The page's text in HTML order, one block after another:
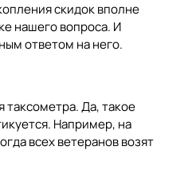
скидок вполне
нашего вопроса. И
ответом на него.
таксометра. Да, такое
Например, на
всех ветеранов возят